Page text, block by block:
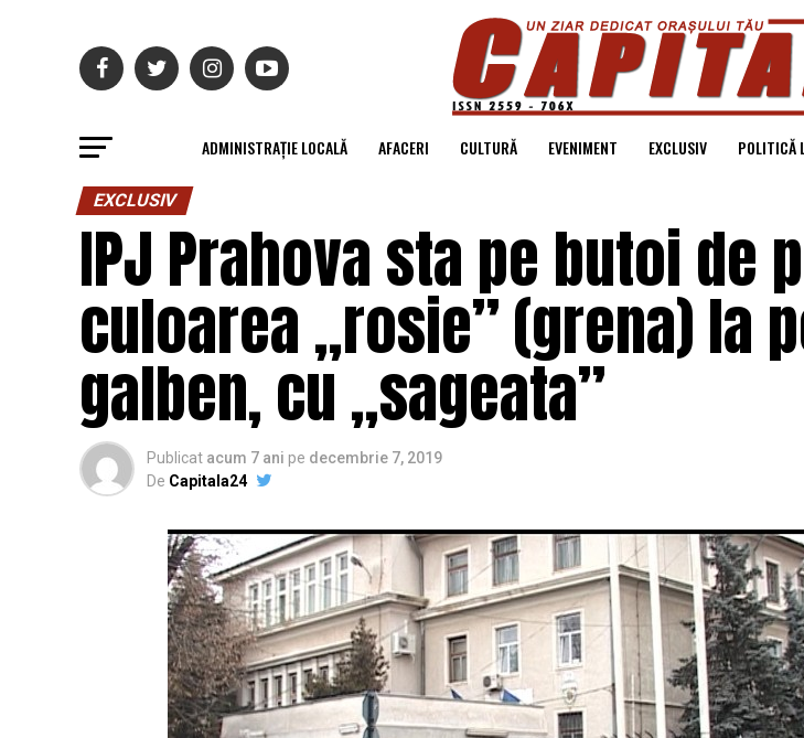
ADMINISTRAȚIE LOCALĂ AFACERI CULTURĂ EVENIMENT EXCLUSIV POLITICĂ
EXCLUSIV
IPJ Prahova sta pe butoi de
culoarea „rosie” (grena) la
galben, cu „sageata”
Publicat acum 7 ani pe decembrie 7, 2019
De Capitala24